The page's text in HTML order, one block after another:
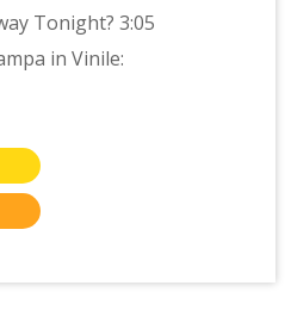
Tonight? 3:05
in Vinile: